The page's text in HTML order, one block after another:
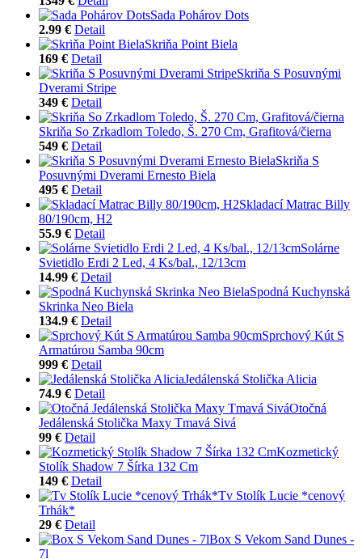
Sada Pohárov Dots
2.99 € Detail
Skriňa Point Biela
169 € Detail
Skriňa S Posuvnými
Dverami Stripe
349 € Detail
Skriňa So Zrkadlom Toledo, Š. 270 Cm, Grafitová/čierna
549 € Detail
Skriňa S
Posuvnými Dverami Ernesto Biela
495 € Detail
Skladací Matrac Billy
80/190cm, H2
55.9 € Detail
Solárne
Svietidlo Erdi 2 Led, 4 Ks/bal., 12/13cm
14.99 € Detail
Spodná Kuchynská
Skrinka Neo Biela
134.9 € Detail
Sprchový Kút S
Armatúrou Samba 90cm
999 € Detail
Jedálenská Stolička Alicia
74.9 € Detail
Otočná
Jedálenská Stolička Maxy Tmavá Sivá
99 € Detail
Kozmetický
Stolík Shadow 7 Šírka 132 Cm
149 € Detail
Tv Stolík Lucie *cenový
Trhák*
29 € Detail
Box S Vekom Sand Dunes -
7l